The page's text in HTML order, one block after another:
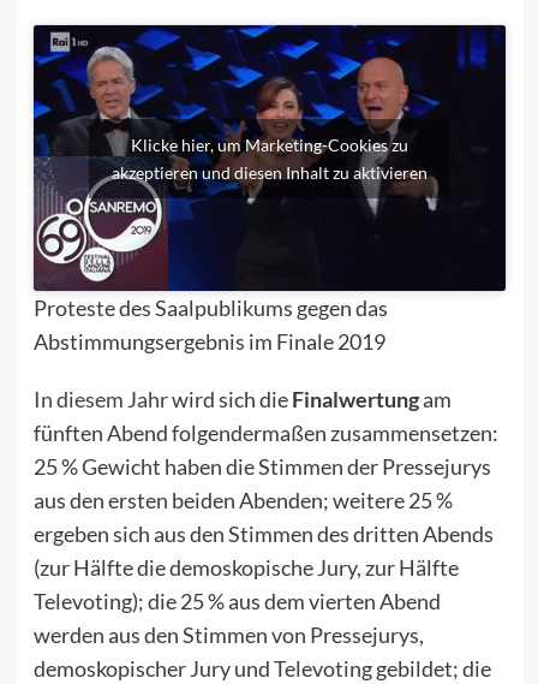
Klicke hier, um Marketing-Cookies zu
akzeptieren und diesen Inhalt zu aktivieren
Proteste des Saalpublikums gegen das
Abstimmungsergebnis im Finale 2019
In diesem Jahrwird sich dieFinalwertungam
fünften Abend folgendermaßen zusammensetzen:
25 % Gewicht haben die Stimmen der Pressejurys
aus den ersten beiden Abenden; weitere 25 %
ergeben sich aus den Stimmen des dritten Abends
(zur Hälfte die demoskopische Jury, zur Hälfte
Televoting); die 25 % aus dem vierten Abend
werden aus den Stimmen von Pressejurys,
demoskopischer Jury und Televoting gebildet; die